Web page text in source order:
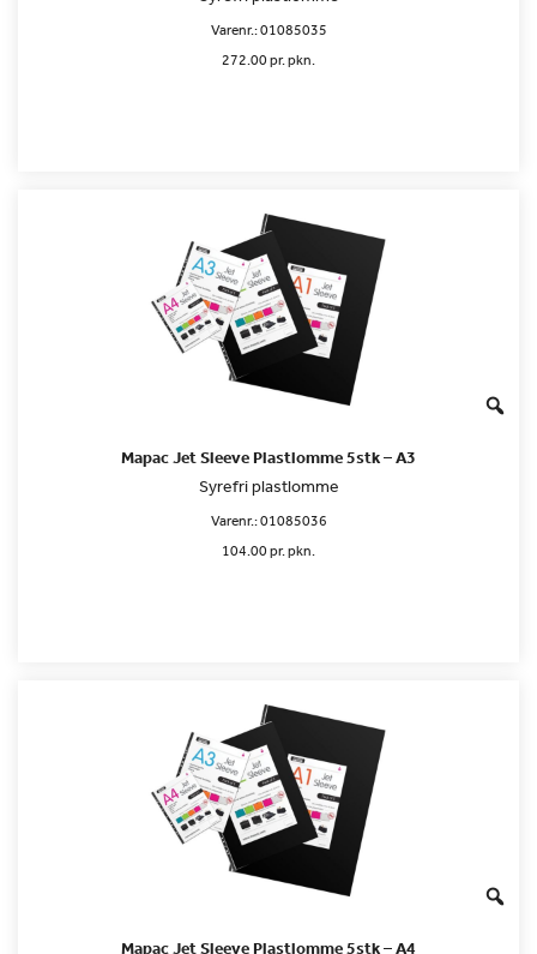
Varenr.:01085035
272.00 pr. pkn.
Mapac Jet Sleeve Plastlomme 5stk – A3
Syrefri plastlomme
Varenr.:01085036
104.00 pr. pkn.
Mapac Jet Sleeve Plastlomme 5stk – A4